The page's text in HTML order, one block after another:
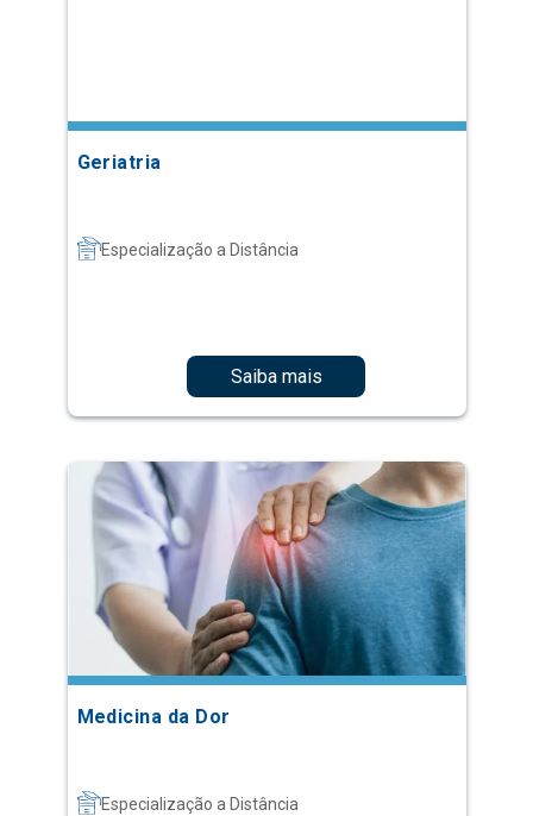
Geriatria
Especialização a Distância
Saiba mais
Medicina da Dor
Especialização a Distância